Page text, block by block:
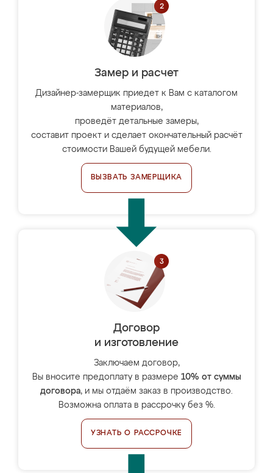
Замер и расчет
Дизайнер-замерщик приедет к Вам с каталогом
материалов,
проведёт детальные замеры,
составит проект и сделает окончательный расчёт
стоимости Вашей будущей мебели.
ВЫЗВАТЬ ЗАМЕРЩИКА
Договор
и изготовление
Заключаем договор,
Вы вносите предоплату в размере 10% от суммы
договора, и мы отдаём заказ в производство.
Возможна оплата в рассрочку без %.
УЗНАТЬ О РАССРОЧКЕ